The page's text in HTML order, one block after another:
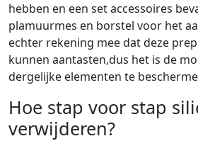
hebben en een set accessoires
plamuurmes en borstel voor het
echter rekening mee dat deze
kunnen aantasten,dus het is de
dergelijke elementen te
Hoe stap voor stap
verwijderen?